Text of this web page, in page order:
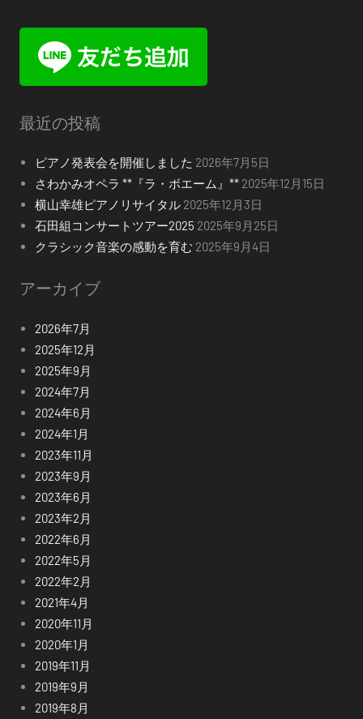
最近の投稿
ピアノ発表会を開催しました 2026年7月5日
さわかみオペラ **『ラ・ボエーム』** 2025年12月15日
横山幸雄ピアノリサイタル 2025年12月3日
石田組コンサートツアー2025 2025年9月25日
クラシック音楽の感動を育む 2025年9月4日
アーカイブ
2026年7月
2025年12月
2025年9月
2024年7月
2024年6月
2024年1月
2023年11月
2023年9月
2023年6月
2023年2月
2022年6月
2022年5月
2022年2月
2021年4月
2020年11月
2020年1月
2019年11月
2019年9月
2019年8月